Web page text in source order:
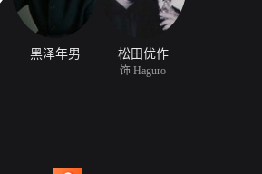
黑泽年男
松田优作
饰 Haguro